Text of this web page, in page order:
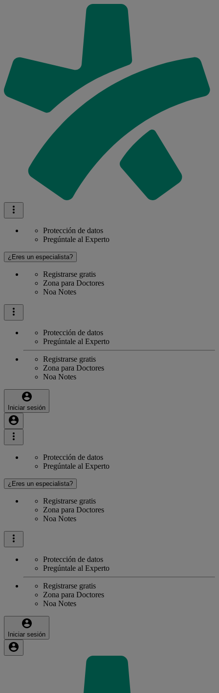
Protección de datos
Pregúntale al Experto
¿Eres un especialista?
Registrarse gratis
Zona para Doctores
Noa Notes
Protección de datos
Pregúntale al Experto
Registrarse gratis
Zona para Doctores
Noa Notes
Iniciar sesión
Protección de datos
Pregúntale al Experto
¿Eres un especialista?
Registrarse gratis
Zona para Doctores
Noa Notes
Protección de datos
Pregúntale al Experto
Registrarse gratis
Zona para Doctores
Noa Notes
Iniciar sesión